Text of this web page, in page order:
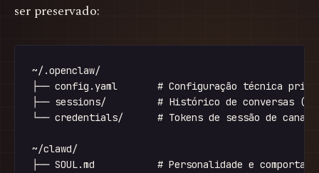
ser preservado:
~/.openclaw/
├── config.yaml       # Configuração técnica
├── sessions/         # Histórico de conversas
└── credentials/      # Tokens de sessão de
~/clawd/
├── SOUL.md           # Personalidade e